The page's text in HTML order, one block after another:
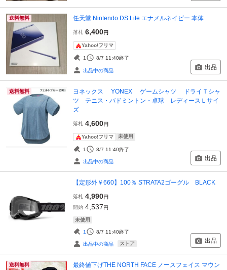
送料無料 任天堂 Nintendo DS Lite エナメルネイビー 本体
落札 6,400円
Yahoo!フリマ
1 8/7 11:40終了
出品中の商品 出品
送料無料
ヨネックス YONEX ゲームシャツ ドライＴシャ
ツ テニス・バドミントン・卓球 レディースＬサイ
ズ
落札 4,600円
Yahoo!フリマ 未使用
1 8/7 11:40終了
出品中の商品 出品
【定形外￥660】100％ STRATA2ゴーグル BLACK
落札 4,990円
開始 4,537円
未使用
1 8/7 11:40終了
出品中の商品 ストア 出品
送料無料
最終値下げTHE NORTH FACE ノースフェイス マウン